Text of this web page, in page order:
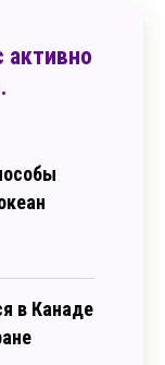
в Канаде